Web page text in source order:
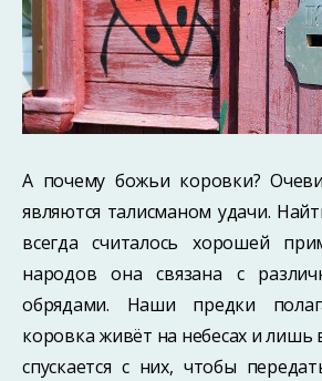
А почему божьи коровки?
являются талисманом удачи.
всегда считалось хорошей
народов она связана с
обрядами. Наши предки
коровка живёт на небесах и лишь
спускается с них, чтобы